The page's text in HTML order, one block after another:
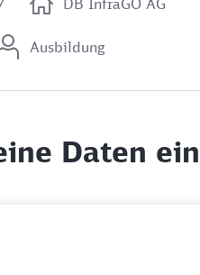
DB InfraGO AG
Ausbildung
Daten